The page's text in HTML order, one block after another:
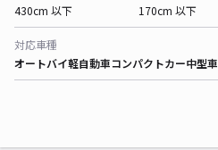
430cm 以下
170cm 以下
対応車種
オートバイ軽自動車コンパクトカー中型車